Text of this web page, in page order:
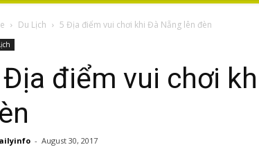
Du Lịch 5 Địa điểm vui chơi khi Đà Nẵng lên đèn
điểm vui chơi
- August 30, 2017